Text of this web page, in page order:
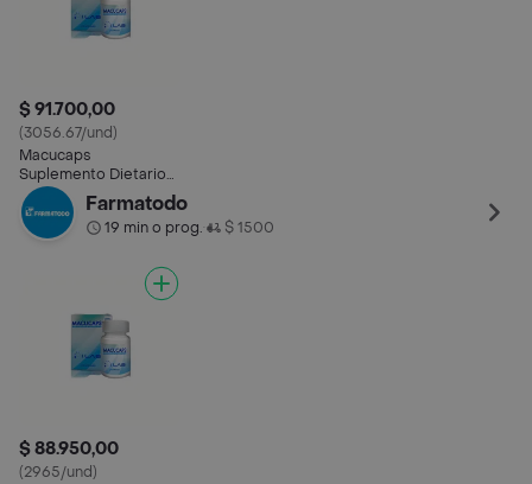
$ 91.700,00
(3056.67/und)
Macucaps
Suplemento Dietario
Multiples
ComponentesFarmatodo
19 min o prog.• $ 1500
$ 88.950,00
(2965/und)